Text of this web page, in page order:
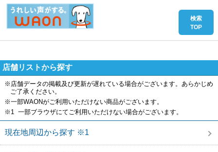
店舗リストから探す
※店舗データの掲載及び更新が遅れている場合がございます。あらかじめ
ご了承ください。
※一部WAONがご利用いただけない商品がございます。
※1 一部ブラウザにてご利用いただけない場合がございます。
現在地周辺から探す ※1